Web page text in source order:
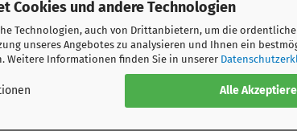
Cookies und andere Technologien
Technologien, auch von Drittanbietern, um die
unseres Angebotes zu analysieren und Ihnen ein
Weitere Informationen finden Sie in unserer
Alle
Gib im Eingabefeld Name und Nummer ein. Wir bieten
Wunschname gedruckt wird.
wir Wünsche nach Klein- und Grossschreibung
die Liga Logos, Champions League Logos und
damit du wirklich ein original Trikot wie die Spieler